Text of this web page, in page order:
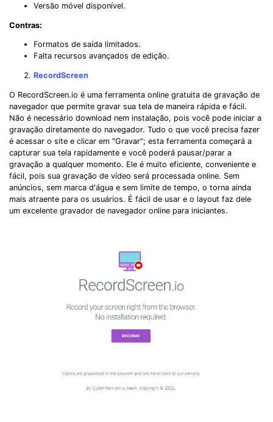
Versão móvel disponível.
Contras:
Formatos de saída limitados.
Falta recursos avançados de edição.
RecordScreen
O RecordScreen.io é uma ferramenta online gratuita de gravação de
navegador que permite gravar sua tela de maneira rápida e fácil.
Não é necessário download nem instalação, pois você pode iniciar a
gravação diretamente do navegador. Tudo o que você precisa fazer
é acessar o site e clicar em "Gravar"; esta ferramenta começará a
capturar sua tela rapidamente e você poderá pausar/parar a
gravação a qualquer momento. Ele é muito eficiente, conveniente e
fácil, pois sua gravação de vídeo será processada online. Sem
anúncios, sem marca d'água e sem limite de tempo, o torna ainda
mais atraente para os usuários. É fácil de usar e o layout faz dele
um excelente gravador de navegador online para iniciantes.